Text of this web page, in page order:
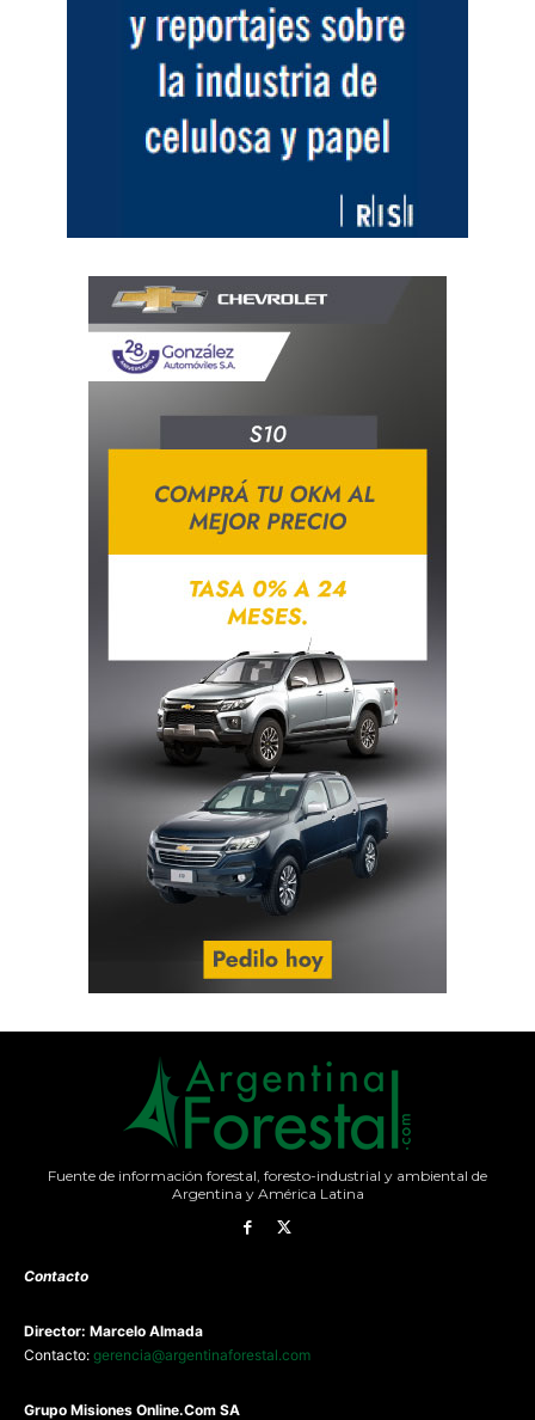
Fuente de información forestal, foresto-industrial y ambiental de
Argentina y América Latina
Contacto
Director: Marcelo Almada
Contacto: gerencia@argentinaforestal.com
Grupo Misiones Online.Com SA